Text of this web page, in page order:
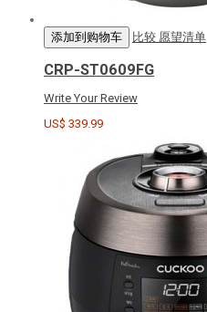
添加到购物车 比较 愿望清单
CRP-ST0609FG
Write Your Review
US$ 339.99